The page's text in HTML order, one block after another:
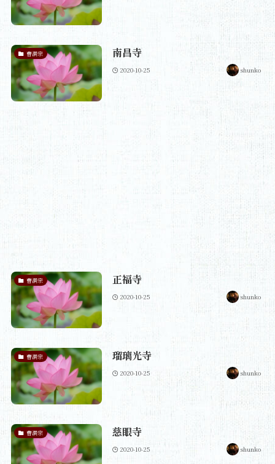
曹洞宗 南昌寺
2020-10-25 shunko
曹洞宗 正福寺
2020-10-25 shunko
曹洞宗 瑠璃光寺
2020-10-25 shunko
曹洞宗 慈眼寺
2020-10-25 shunko